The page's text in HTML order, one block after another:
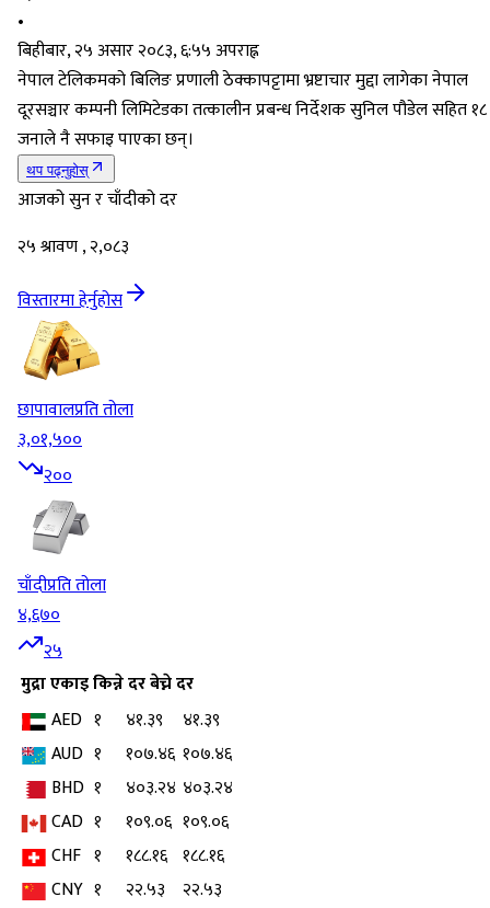
•
बिहीबार, २५ असार २०८३, ६:५५ अपराह्न
नेपाल टेलिकमको बिलिङ प्रणाली ठेक्कापट्टामा भ्रष्टाचार मुद्दा लागेका नेपाल
दूरसञ्चार कम्पनी लिमिटेडका तत्कालीन प्रबन्ध निर्देशक सुनिल पौडेल सहित १८
जनाले नै सफाइ पाएका छन्।
थप पढ्नुहोस्
आजको सुन र चाँदीको दर
२५ श्रावण , २,०८३
विस्तारमा हेर्नुहोस
छापावालप्रति तोला
३,०१,५००
२००
चाँदीप्रति तोला
४,६७०
२५
मुद्राएकाइकिन्ने दरबेच्ने दर
AED १ ४१.३९
४१.३९
AUD १ १०७.४६ १०७.४६
BHD १ ४०३.२४ ४०३.२४
CAD १ १०९.०६ १०९.०६
CHF १ १८८.१६ १८८.१६
CNY १ २२.५३
२२.५३